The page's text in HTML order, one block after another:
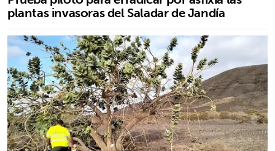
plantas invasoras del Saladar de Jandía